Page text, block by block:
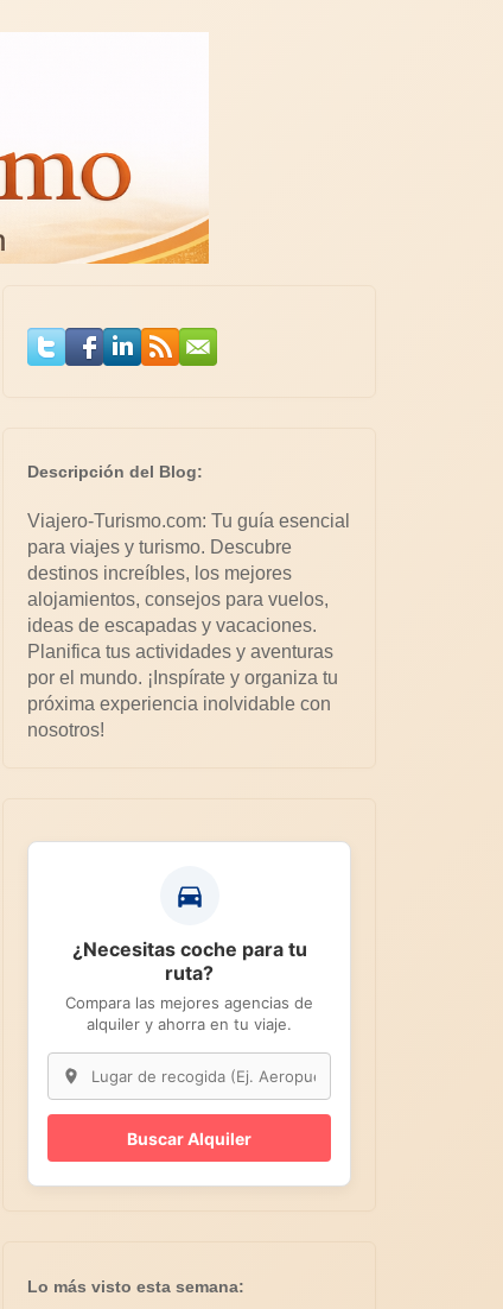
Descripción del Blog:
Viajero-Turismo.com: Tu guía esencial
para viajes y turismo. Descubre
destinos increíbles, los mejores
alojamientos, consejos para vuelos,
ideas de escapadas y vacaciones.
Planifica tus actividades y aventuras
por el mundo. ¡Inspírate y organiza tu
próxima experiencia inolvidable con
nosotros!
¿Necesitas coche para tu
ruta?
Compara las mejores agencias de
alquiler y ahorra en tu viaje.
Buscar Alquiler
Lo más visto esta semana: